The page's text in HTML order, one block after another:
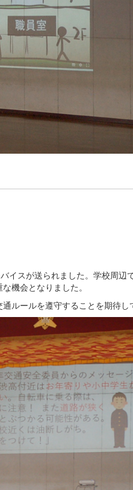
イスが送られました。学校周辺
機会となりました。
ルールを遵守することを期待し